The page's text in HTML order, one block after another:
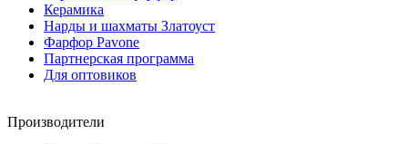
Керамика
Нарды и шахматы Златоуст
Фарфор Pavone
Партнерская программа
Для оптовиков
Производители